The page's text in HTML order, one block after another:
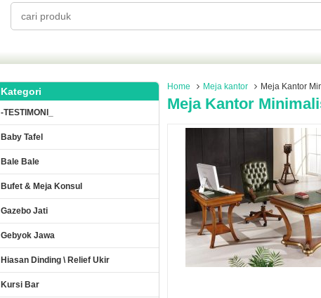
Home Meja kantor Meja Kantor
Meja Kantor
Kategori
-TESTIMONI_
Baby Tafel
Bale Bale
Bufet & Meja Konsul
Gazebo Jati
Gebyok Jawa
Hiasan Dinding \ Relief Ukir
Kursi Bar